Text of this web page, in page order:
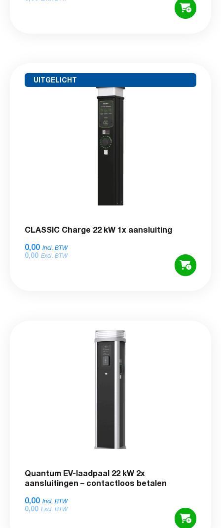
UITGELICHT
CLASSIC Charge 22 kW 1x aansluiting
0,00 Incl. BTW
0,00 Excl. BTW
Quantum EV-laadpaal 22 kW 2x
aansluitingen – contactloos betalen
0,00 Incl. BTW
0,00 Excl. BTW